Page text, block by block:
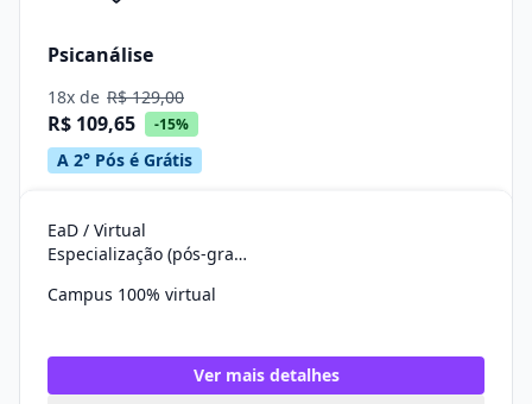
Psicanálise
18x de R$ 129,00
R$ 109,65 -15%
A 2° Pós é Grátis
EaD / Virtual
Especialização (pós-graduação)
Campus 100% virtual
Ver mais detalhes